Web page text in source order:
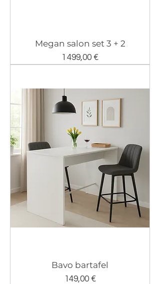
Megan salon set 3 + 2
Prix
1 499,00 €
Bavo bartafel
Prix
149,00 €